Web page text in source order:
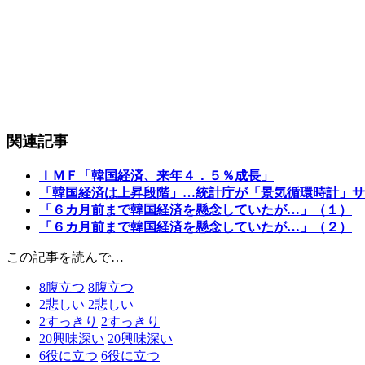
関連記事
ＩＭＦ「韓国経済、来年４．５％成長」
「韓国経済は上昇段階」…統計庁が「景気循環時計」
「６カ月前まで韓国経済を懸念していたが…」（１）
「６カ月前まで韓国経済を懸念していたが…」（２）
この記事を読んで…
8腹立つ 8腹立つ
2悲しい 2悲しい
2すっきり 2すっきり
20興味深い 20興味深い
6役に立つ 6役に立つ